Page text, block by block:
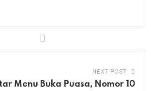
NEXT POST
Menu Buka Puasa, Nomor 10